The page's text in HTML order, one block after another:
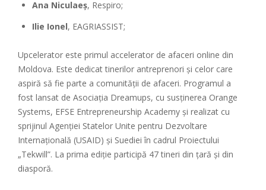
Ana Niculaeș, Respiro;
Ilie Ionel, EAGRIASSIST;
Upcelerator este primul accelerator de afaceri online din
Moldova. Este dedicat tinerilor antreprenori şi celor care
aspiră să fie parte a comunităţii de afaceri. Programul a
fost lansat de Asociaţia Dreamups, cu susținerea Orange
Systems, EFSE Entrepreneurship Academy și realizat cu
sprijinul Agenției Statelor Unite pentru Dezvoltare
Internațională (USAID) și Suediei în cadrul Proiectului
„Tekwill”. La prima ediție participă 47 tineri din țară și din
diasporă.